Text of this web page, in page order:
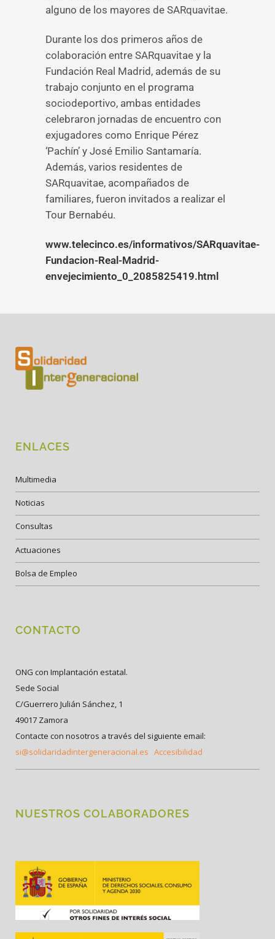
alguno de los mayores de SARquavitae.
Durante los dos primeros años de
colaboración entre SARquavitae y la
Fundación Real Madrid, además de su
trabajo conjunto en el programa
sociodeportivo, ambas entidades
celebraron jornadas de encuentro con
exjugadores como Enrique Pérez
‘Pachín’ y José Emilio Santamaría.
Además, varios residentes de
SARquavitae, acompañados de
familiares, fueron invitados a realizar el
Tour Bernabéu.
www.telecinco.es/informativos/SARquavitae-
Fundacion-Real-Madrid-
envejecimiento_0_2085825419.html
ENLACES
Multimedia
Noticias
Consultas
Actuaciones
Bolsa de Empleo
CONTACTO
ONG con Implantación estatal.
Sede Social
C/Guerrero Julián Sánchez, 1
49017 Zamora
Contacte con nosotros a través del siguiente email:
si@solidaridadintergeneracional.es Accesibilidad
NUESTROS COLABORADORES